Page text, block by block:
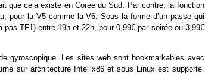
que cela existe en Corée du Sud. Par contre, la fonction
pour la V5 comme la V6. Sous la forme d’un passe qui
TF1) entre 19h et 22h, pour 0,99€ par soirée ou 3,99€
gyroscopique. Les sites web sont bookmarkables avec
sur architecture Intel x86 et sous Linux est supporté.